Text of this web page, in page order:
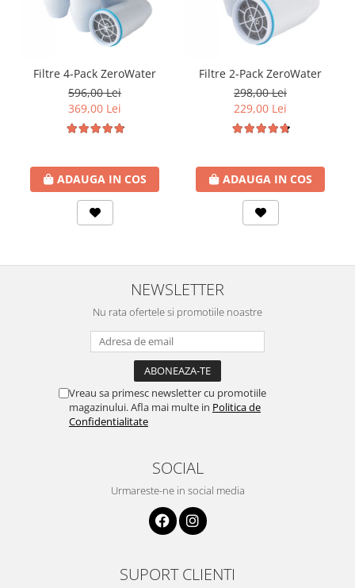
Filtre 4-Pack ZeroWater
596,00 Lei
369,00 Lei
ADAUGA IN COS
Filtre 2-Pack ZeroWater
298,00 Lei
229,00 Lei
ADAUGA IN COS
NEWSLETTER
Nu rata ofertele si promotiile noastre
Vreau sa primesc newsletter cu promotiile
magazinului. Afla mai multe in Politica de
Confidentialitate
SOCIAL
Urmareste-ne in social media
SUPORT CLIENTI